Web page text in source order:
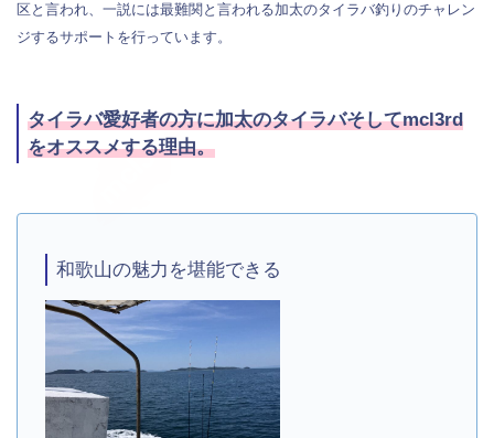
区と言われ、一説には最難関と言われる加太のタイラバ釣りのチャレン
ジするサポートを行っています。
タイラバ愛好者の方に加太のタイラバそしてmcl3rd
をオススメする理由。
和歌山の魅力を堪能できる